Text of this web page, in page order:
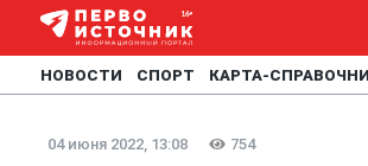
НОВОСТИ СПОРТ КАРТА-
04 июня 2022, 13:08 754